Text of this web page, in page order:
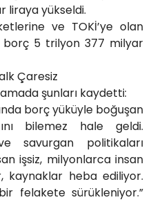
liraya yükseldi.
ve TOKİ’ye olan
5 trilyon 377 milyar
Çaresiz
şunları kaydetti:
borç yüküyle boğuşan
bilemez hale geldi.
savurgan politikaları
işsiz, milyonlarca insan
kaynaklar heba ediliyor.
felakete sürükleniyor.”